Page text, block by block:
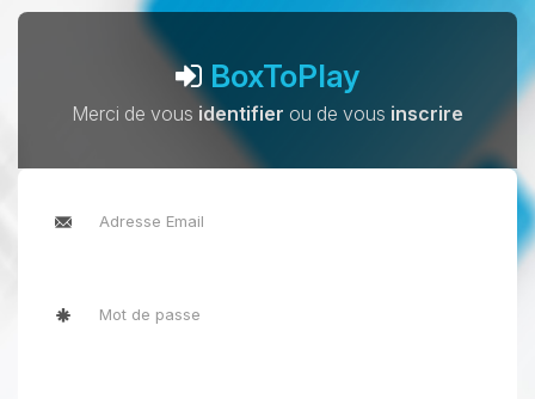
BoxToPlay
Merci de vous identifier ou de vous inscrire